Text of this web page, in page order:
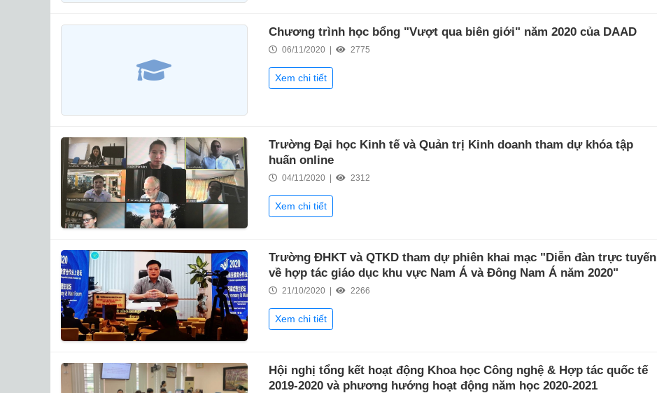
Chương trình học bổng "Vượt qua biên giới" năm 2020 của DAAD
06/11/2020 | 2775
Xem chi tiết
Trường Đại học Kinh tế và Quản trị Kinh doanh tham dự khóa tập
huấn online
04/11/2020 | 2312
Xem chi tiết
Trường ĐHKT và QTKD tham dự phiên khai mạc "Diễn đàn trực tuyến
về hợp tác giáo dục khu vực Nam Á và Đông Nam Á năm 2020"
21/10/2020 | 2266
Xem chi tiết
Hội nghị tổng kết hoạt động Khoa học Công nghệ & Hợp tác quốc tế
2019-2020 và phương hướng hoạt động năm học 2020-2021